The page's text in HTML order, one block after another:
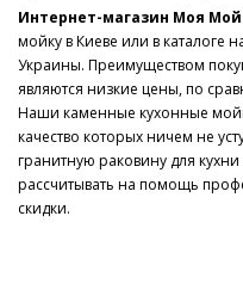
Интернет-магазин Моя
мойку в Киеве или в каталоге
Украины. Преимуществом
являются низкие цены, по
Наши каменные кухонные
качество которых ничем не
гранитную раковину для
рассчитывать на помощь
скидки.